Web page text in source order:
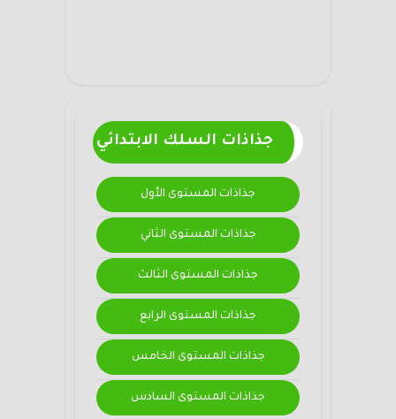
جذاذات السلك الابتدائي
جذاذات المستوى الأول
جذاذات المستوى الثاني
جذاذات المستوى الثالث
جذاذات المستوى الرابع
جذاذات المستوى الخامس
جذاذات المستوى السادس